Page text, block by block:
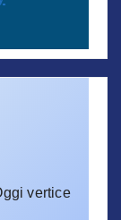
vertice